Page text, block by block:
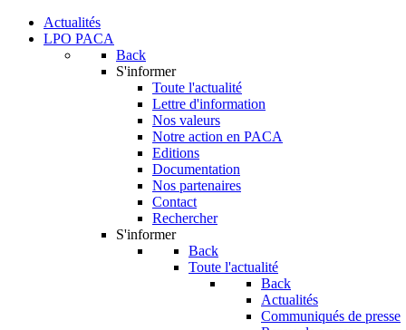
Actualités
LPO PACA
Back
S'informer
Toute l'actualité
Lettre d'information
Nos valeurs
Notre action en PACA
Editions
Documentation
Nos partenaires
Contact
Rechercher
S'informer
Back
Toute l'actualité
Back
Actualités
Communiqués de presse